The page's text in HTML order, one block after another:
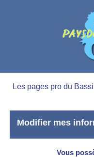
Les pages pro du
Modifier mes
Vous